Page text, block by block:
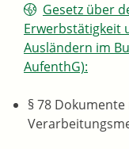
Gesetz über
Erwerbstätigkeit
Ausländern im
AufenthG):
§ 78